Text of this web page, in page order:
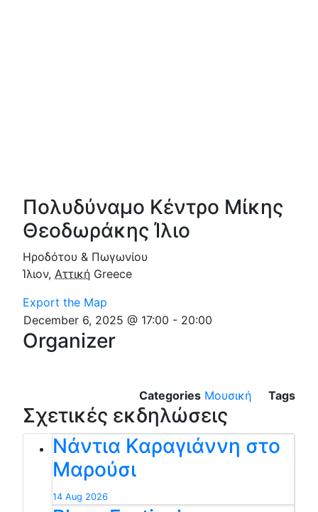
Πολυδύναμο Κέντρο Μίκης
Θεοδωράκης Ίλιο
Ηροδότου & Πωγωνίου
Ίλιον, Αττική Greece
Export the Map
December 6, 2025 @ 17:00 - 20:00
Organizer
Categories Μουσική Tags
Σχετικές εκδηλώσεις
Νάντια Καραγιάννη στο
Μαρούσι
14 Aug 2026